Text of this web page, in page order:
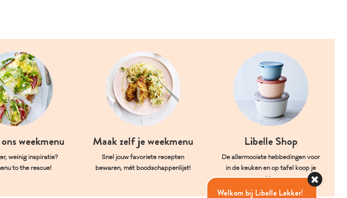
weekmenu
weinig inspiratie?
to the rescue!
Maak zelf je weekmenu
Snel jouw favoriete recepten
bewaren, mét boodschappenlijst!
Libelle Shop
De allermooiste hebbedingen voor
in de keuken en op tafel koop je
hier.
Welkom bij Libelle Lekker!